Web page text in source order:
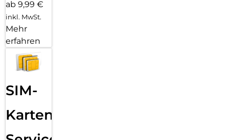
ab 9,99 €
inkl. MwSt.
Mehr
erfahren
SIM-
Karten